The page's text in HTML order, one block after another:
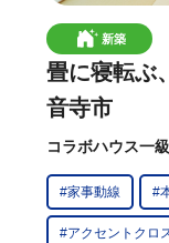
新築
畳に寝転ぶ
音寺市
コラボハウス一
#家事動線 #
#アクセントクロ